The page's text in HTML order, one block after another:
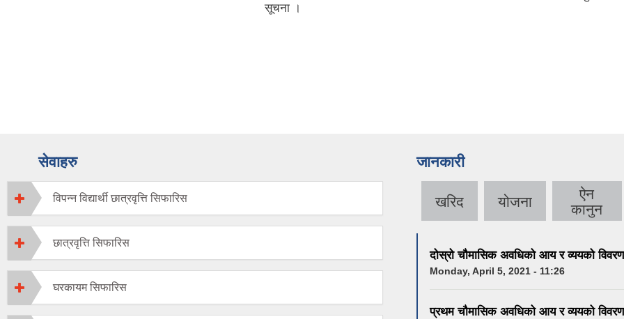
सूचना ।
सेवाहरु
विपन्न विद्यार्थी छात्रवृत्ति सिफारिस
छात्रवृत्ति सिफारिस
घरकायम सिफारिस
जानकारी
खरिद योजना
ऐन
कानुन
दोस्रो चौमासिक अवधिको आय र व्ययको विवरण
Monday, April 5, 2021 - 11:26
प्रथम चौमासिक अवधिको आय र व्ययको विवरण